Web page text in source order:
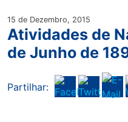
15 de Dezembro, 2015
Atividades de
de Junho de
Partilhar: